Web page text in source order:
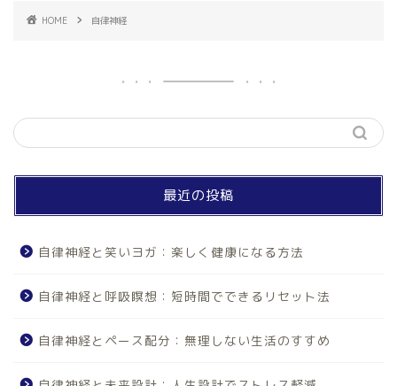
HOME 自律神経
最近の投稿
自律神経と笑いヨガ：楽しく健康になる方法
自律神経と呼吸瞑想：短時間でできるリセット法
自律神経とペース配分：無理しない生活のすすめ